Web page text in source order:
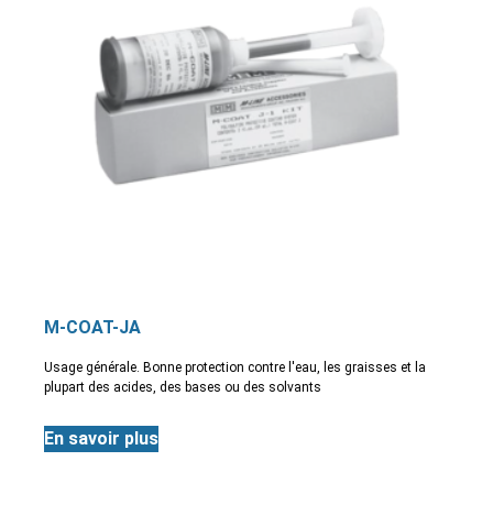
M-COAT-JA
Usage générale. Bonne protection contre l'eau, les graisses et la
plupart des acides, des bases ou des solvants
En savoir plus